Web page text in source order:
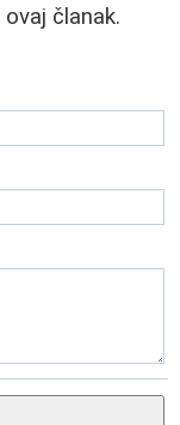
članak.